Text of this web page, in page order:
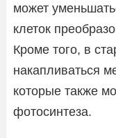
может
клеток
Кроме того, в
накапливаться
которые также
фотосинтеза.